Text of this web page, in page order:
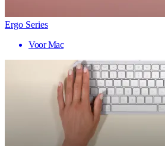
Ergo Series
Voor Mac